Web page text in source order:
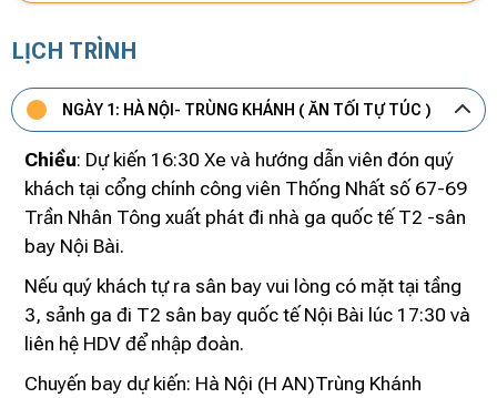
LỊCH TRÌNH
NGÀY 1: HÀ NỘI- TRÙNG KHÁNH ( ĂN TỐI TỰ TÚC )
Chiều: Dự kiến 16:30 Xe và hướng dẫn viên đón quý
khách tại cổng chính công viên Thống Nhất số 67-69
Trần Nhân Tông xuất phát đi nhà ga quốc tế T2 -sân
bay Nội Bài.
Nếu quý khách tự ra sân bay vui lòng có mặt tại tầng
3, sảnh ga đi T2 sân bay quốc tế Nội Bài lúc 17:30 và
liên hệ HDV để nhập đoàn.
Chuyến bay dự kiến: Hà Nội (H AN)Trùng Khánh